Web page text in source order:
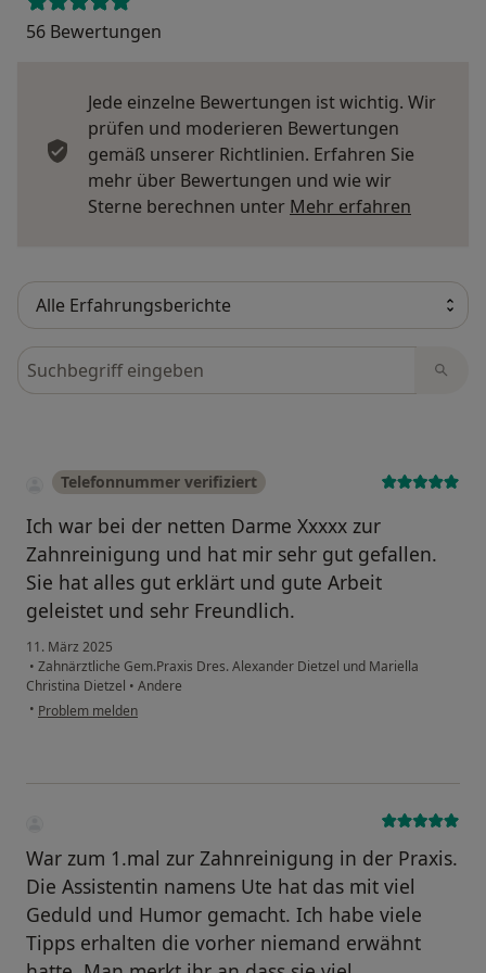
56 Bewertungen
Jede einzelne Bewertungen ist wichtig. Wir
prüfen und moderieren Bewertungen
gemäß unserer Richtlinien. Erfahren Sie
mehr über Bewertungen und wie wir
Sterne berechnen unter Mehr erfahren
Bewertungen durchsuchen
Telefonnummer verifiziert
Ich war bei der netten Darme Xxxxx zur
Zahnreinigung und hat mir sehr gut gefallen.
Sie hat alles gut erklärt und gute Arbeit
geleistet und sehr Freundlich.
11. März 2025
• Zahnärztliche Gem.Praxis Dres. Alexander Dietzel und Mariella
Christina Dietzel • Andere
• Problem melden
War zum 1.mal zur Zahnreinigung in der Praxis.
Die Assistentin namens Ute hat das mit viel
Geduld und Humor gemacht. Ich habe viele
Tipps erhalten die vorher niemand erwähnt